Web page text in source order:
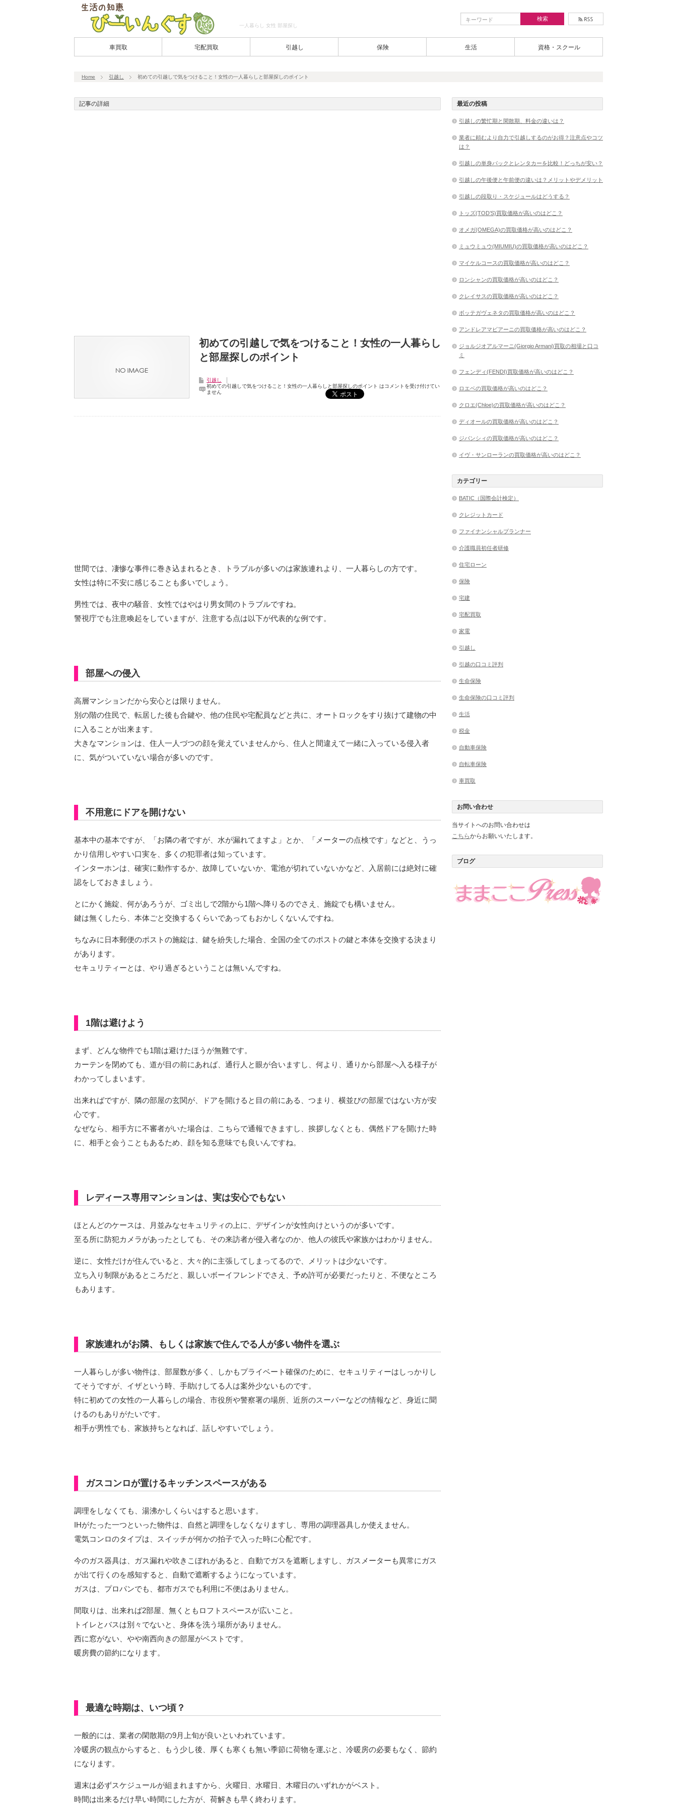
一人暮らし 女性 部屋探し
車買取 宅配買取 引越し 保険 生活 資格・スクール
Home 引越し 初めての引越しで気をつけること！女性の一人暮らしと部屋探しのポイント
記事の詳細
初めての引越しで気をつけること！女性の一人暮らし
と部屋探しのポイント
引越し
初めての引越しで気をつけること！女性の一人暮らしと部屋探しのポイント はコメントを受け付けてい
ません
世間では、凄惨な事件に巻き込まれるとき、トラブルが多いのは家族連れより、一人暮らしの方です。
女性は特に不安に感じることも多いでしょう。
男性では、夜中の騒音、女性ではやはり男女間のトラブルですね。
警視庁でも注意喚起をしていますが、注意する点は以下が代表的な例です。
部屋への侵入
高層マンションだから安心とは限りません。
別の階の住民で、転居した後も合鍵や、他の住民や宅配員などと共に、オートロックをすり抜けて建物の中
に入ることが出来ます。
大きなマンションは、住人一人づつの顔を覚えていませんから、住人と間違えて一緒に入っている侵入者
に、気がついていない場合が多いのです。
不用意にドアを開けない
基本中の基本ですが、「お隣の者ですが、水が漏れてますよ」とか、「メーターの点検です」などと、うっ
かり信用しやすい口実を、多くの犯罪者は知っています。
インターホンは、確実に動作するか、故障していないか、電池が切れていないかなど、入居前には絶対に確
認をしておきましょう。
とにかく施錠、何があろうが、ゴミ出しで2階から1階へ降りるのでさえ、施錠でも構いません。
鍵は無くしたら、本体ごと交換するくらいであってもおかしくないんですね。
ちなみに日本郵便のポストの施錠は、鍵を紛失した場合、全国の全てのポストの鍵と本体を交換する決まり
があります。
セキュリティーとは、やり過ぎるということは無いんですね。
1階は避けよう
まず、どんな物件でも1階は避けたほうが無難です。
カーテンを閉めても、道が目の前にあれば、通行人と眼が合いますし、何より、通りから部屋へ入る様子が
わかってしまいます。
出来ればですが、隣の部屋の玄関が、ドアを開けると目の前にある、つまり、横並びの部屋ではない方が安
心です。
なぜなら、相手方に不審者がいた場合は、こちらで通報できますし、挨拶しなくとも、偶然ドアを開けた時
に、相手と会うこともあるため、顔を知る意味でも良いんですね。
レディース専用マンションは、実は安心でもない
ほとんどのケースは、月並みなセキュリティの上に、デザインが女性向けというのが多いです。
至る所に防犯カメラがあったとしても、その来訪者が侵入者なのか、他人の彼氏や家族かはわかりません。
逆に、女性だけが住んでいると、大々的に主張してしまってるので、メリットは少ないです。
立ち入り制限があるところだと、親しいボーイフレンドでさえ、予め許可が必要だったりと、不便なところ
もあります。
家族連れがお隣、もしくは家族で住んでる人が多い物件を選ぶ
一人暮らしが多い物件は、部屋数が多く、しかもプライベート確保のために、セキュリティーはしっかりし
てそうですが、イザという時、手助けしてる人は案外少ないものです。
特に初めての女性の一人暮らしの場合、市役所や警察署の場所、近所のスーパーなどの情報など、身近に聞
けるのもありがたいです。
相手が男性でも、家族持ちとなれば、話しやすいでしょう。
ガスコンロが置けるキッチンスペースがある
調理をしなくても、湯沸かしくらいはすると思います。
IHがたった一つといった物件は、自然と調理をしなくなりますし、専用の調理器具しか使えません。
電気コンロのタイプは、スイッチが何かの拍子で入った時に心配です。
今のガス器具は、ガス漏れや吹きこぼれがあると、自動でガスを遮断しますし、ガスメーターも異常にガス
が出て行くのを感知すると、自動で遮断するようになっています。
ガスは、プロパンでも、都市ガスでも利用に不便はありません。
間取りは、出来れば2部屋、無くともロフトスペースが広いこと。
トイレとバスは別々でないと、身体を洗う場所がありません。
西に窓がない、やや南西向きの部屋がベストです。
暖房費の節約になります。
最適な時期は、いつ頃？
一般的には、業者の閑散期の9月上旬が良いといわれています。
冷暖房の観点からすると、もう少し後、厚くも寒くも無い季節に荷物を運ぶと、冷暖房の必要もなく、節約
になります。
週末は必ずスケジュールが組まれますから、火曜日、水曜日、木曜日のいずれかがベスト。
時間は出来るだけ早い時間にした方が、荷解きも早く終わります。
最近の投稿
引越しの繁忙期と閑散期、料金の違いは？
業者に頼むより自力で引越しするのがお得？注意点やコツ
は？
引越しの単身パックとレンタカーを比較！どっちが安い？
引越しの午後便と午前便の違いは？メリットやデメリット
引越しの段取り・スケジュールはどうする？
トッズ(TOD’S)買取価格が高いのはどこ？
オメガ(OMEGA)の買取価格が高いのはどこ？
ミュウミュウ(MIUMIU)の買取価格が高いのはどこ？
マイケルコースの買取価格が高いのはどこ？
ロンシャンの買取価格が高いのはどこ？
クレイサスの買取価格が高いのはどこ？
ボッテガヴェネタの買取価格が高いのはどこ？
アンドレアマビアーニの買取価格が高いのはどこ？
ジョルジオアルマーニ(Giorgio Armani)買取の相場と口コ
ミ
フェンディ(FENDI)買取価格が高いのはどこ？
ロエベの買取価格が高いのはどこ？
クロエ(Chloe)の買取価格が高いのはどこ？
ディオールの買取価格が高いのはどこ？
ジバンシィの買取価格が高いのはどこ？
イヴ・サンローランの買取価格が高いのはどこ？
カテゴリー
BATIC（国際会計検定）
クレジットカード
ファイナンシャルプランナー
介護職員初任者研修
住宅ローン
保険
宅建
宅配買取
家電
引越し
引越の口コミ評判
生命保険
生命保険の口コミ評判
生活
税金
自動車保険
自転車保険
車買取
お問い合わせ
当サイトへのお問い合わせは
こちらからお願いいたします。
ブログ